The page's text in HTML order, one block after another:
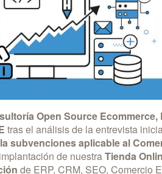
Open Source Ecommerce,
tras el análisis de la entrevista
la subvenciones aplicableal
de nuestraTienda
de ERP, CRM, SEO, Comercio